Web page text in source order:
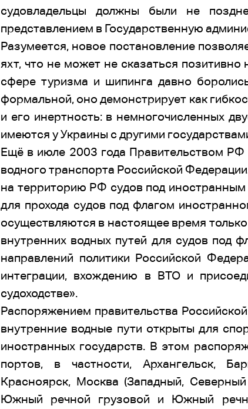
судовладельцы должны были не
представлением в Государственную
Разумеется, новое постановление
яхт, что не может не сказаться
сфере туризма и шипинга давно
формальной, оно демонстрирует как
и его инертность: в немногочисленных
имеются у Украины с другими
Ещё в июле 2003 года Правительством РФ
водного транспорта Российской
на территорию РФ судов под
для прохода судов под флагом
осуществляются в настоящее время
внутренних водных путей для судов под
направлений политики Российской
интеграции, вхождению в ВТО и
судоходстве».
Распоряжением правительства
внутренние водные пути открыты для
иностранных государств. В этом
портов, в частности, Архангельск,
Красноярск, Москва (Западный,
Южный речной грузовой и Южный